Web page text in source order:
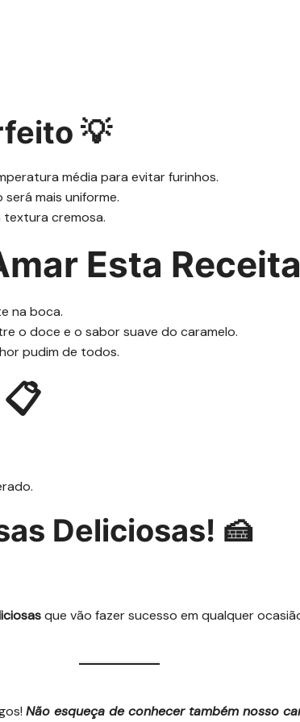
💡
média para evitar furinhos.
mais uniforme.
textura cremosa.
Esta
na boca.
o doce e o sabor suave do caramelo.
pudim de todos.
Deliciosas! 🍰
que vão fazer sucesso em qualquer
Não esqueça de conhecer também nosso